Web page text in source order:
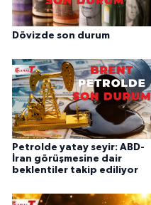
Dövizde son durum
Petrolde yatay seyir: ABD-
İran görüşmesine dair
beklentiler takip ediliyor